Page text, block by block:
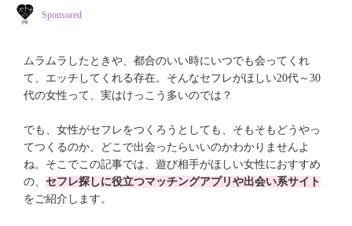
Sponsored
ムラムラしたときや、都合のいい時にいつでも会ってくれ
て、エッチしてくれる存在。そんなセフレがほしい20代～30
代の女性って、実はけっこう多いのでは？
でも、女性がセフレをつくろうとしても、そもそもどうやっ
てつくるのか、どこで出会ったらいいのかわかりませんよ
ね。そこでこの記事では、遊び相手がほしい女性におすすめ
の、 セフレ探しに役立つマッチングアプリや出会い系サイト
をご紹介します。